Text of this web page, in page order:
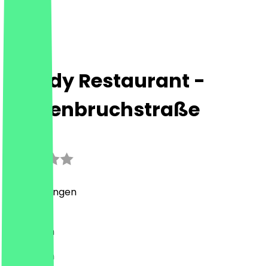
Mandy Restaurant -
Wildenbruchstraße
Bewertungen
Nahöstlich
Nahöstlich